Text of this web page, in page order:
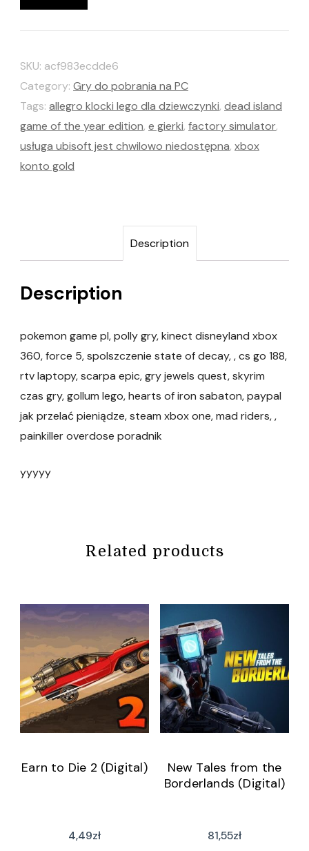
SKU: acf983ecdde6
Category: Gry do pobrania na PC
Tags: allegro klocki lego dla dziewczynki, dead island
game of the year edition, e gierki, factory simulator,
usługa ubisoft jest chwilowo niedostępna, xbox
konto gold
Description
Description
pokemon game pl, polly gry, kinect disneyland xbox
360, force 5, spolszczenie state of decay, , cs go 188,
rtv laptopy, scarpa epic, gry jewels quest, skyrim
czas gry, gollum lego, hearts of iron sabaton, paypal
jak przelać pieniądze, steam xbox one, mad riders, ,
painkiller overdose poradnik
yyyyy
Related products
Earn to Die 2 (Digital)
4,49zł
New Tales from the
Borderlands (Digital)
81,55zł